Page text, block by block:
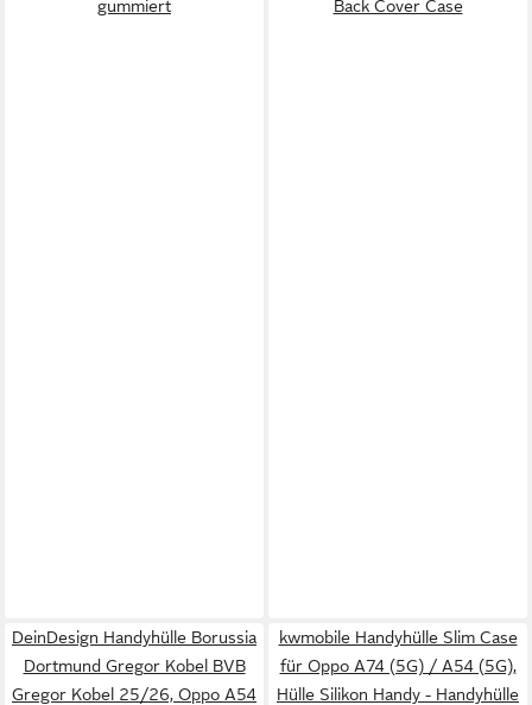
gummiert
Back Cover Case
DeinDesign Handyhülle Borussia
Dortmund Gregor Kobel BVB
Gregor Kobel 25/26, Oppo A54
kwmobile Handyhülle Slim Case
für Oppo A74 (5G) / A54 (5G),
Hülle Silikon Handy - Handyhülle